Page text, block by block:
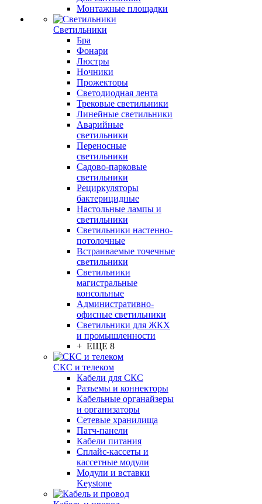
Монтажные площадки
Светильники
Бра
Фонари
Люстры
Ночники
Прожекторы
Светодиодная лента
Трековые светильники
Линейные светильники
Аварийные
светильники
Переносные
светильники
Садово-парковые
светильники
Рециркуляторы
бактерицидные
Настольные лампы и
светильники
Светильники настенно-
потолочные
Встраиваемые точечные
светильники
Светильники
магистральные
консольные
Административно-
офисные светильники
Светильники для ЖКХ
и промышленности
+ ЕЩЕ 8
СКС и телеком
Кабели для СКС
Разъемы и коннекторы
Кабельные органайзеры
и организаторы
Сетевые хранилища
Патч-панели
Кабели питания
Сплайс-кассеты и
кассетные модули
Модули и вставки
Keystone